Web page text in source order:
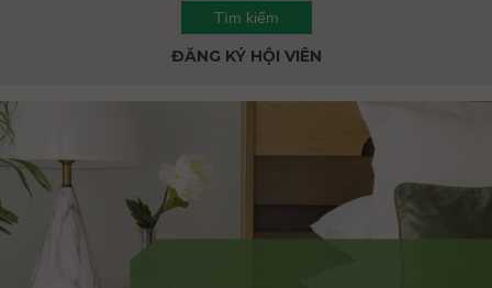
ĐĂNG KÝ HỘI VIÊN